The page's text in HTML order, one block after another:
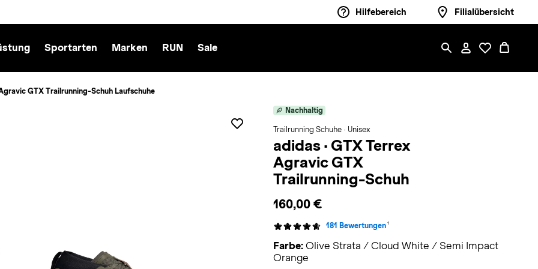
Hilfebereich Filialübersicht
Sportarten Marken RUN Sale
GTX Trailrunning-Schuh Laufschuhe
Nachhaltig
Trailrunning Schuhe · Unisex
adidas · GTX Terrex
Agravic GTX
Trailrunning-Schuh
160,00 €
181 Bewertungen 1
Farbe: Olive Strata / Cloud White / Semi Impact
Orange